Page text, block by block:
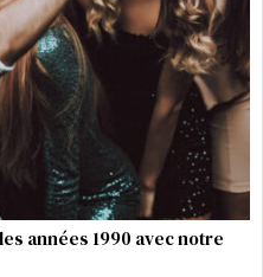
années 1990 avec notre